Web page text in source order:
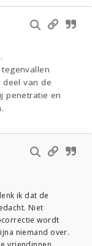
van de
penetratie en
ik dat de
Niet
wordt
niemand over.